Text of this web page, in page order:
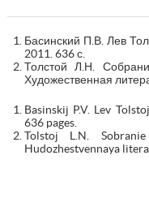
Басинский П.В. Лев
2011. 636 с.
Толстой Л.Н.
Художественная
Basinskij P.V. Lev
636 pages.
Tolstoj L.N.
Hudozhestvennaya